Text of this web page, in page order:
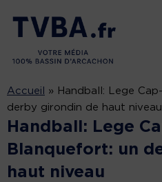
Accueil » Handball: Lege
derby girondin de haut niveau
Handball: Lege
Blanquefort: un
haut niveau